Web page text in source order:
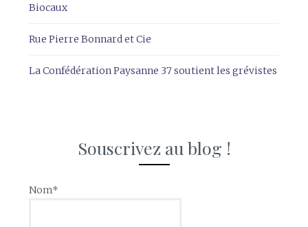
Biocaux
Rue Pierre Bonnard et Cie
La Confédération Paysanne 37 soutient les grévistes
Souscrivez au blog !
Nom*